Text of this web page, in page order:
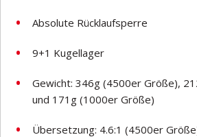
Absolute Rücklaufsperre
9+1 Kugellager
Gewicht: 346g (4500er Größe),
und 171g (1000er Größe)
Übersetzung: 4.6:1 (4500er